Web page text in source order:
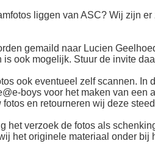
liggen van ASC? Wij zijn
gemaild naar Lucien
ook mogelijk. Stuur de invite
ook eventueel zelf scannen.
boys voor het maken van
en retourneren wij deze
het verzoek de fotos als
het originele materiaal onder